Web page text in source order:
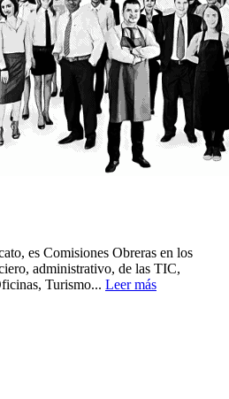
es Comisiones Obreras en los
administrativo, de las TIC,
Turismo... Leer más